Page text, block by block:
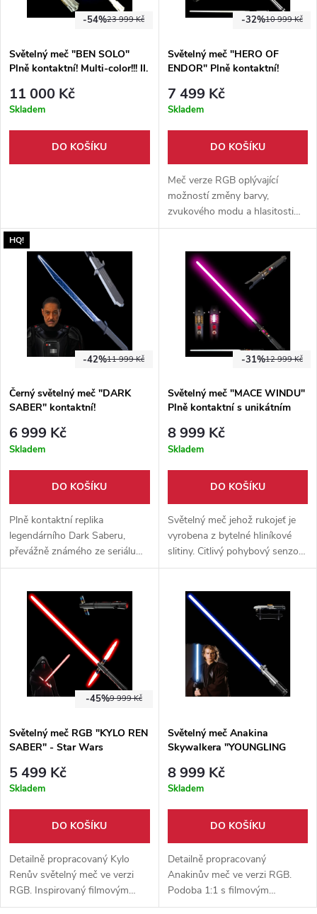
23 999 Kč
-54%
Světelný meč "BEN SOLO"
Plně kontaktní! Multi-color!!! II.
11 000 Kč
Skladem
DO KOŠÍKU
10 999 Kč
-32%
Světelný meč "HERO OF
ENDOR" Plně kontaktní!
7 499 Kč
Skladem
DO KOŠÍKU
Meč verze RGB oplývající
možností změny barvy,
zvukového modu a hlasitosti
zvuku. Perfektní pro tvrdé boje
HQ!
11 999 Kč
-42%
Černý světelný meč "DARK
SABER" kontaktní!
6 999 Kč
Skladem
DO KOŠÍKU
Plně kontaktní replika
legendárního Dark Saberu,
převážně známého ze seriálu
Star Wars Klonové války.
senzorem a zvukovými efekty.
12 999 Kč
-31%
Světelný meč "MACE WINDU"
Plně kontaktní s unikátním
8 999 Kč
Skladem
DO KOŠÍKU
Světelný meč jehož rukojeť je
vyrobena z bytelné hliníkové
slitiny. Citlivý pohybový senzor,
plně kontaktní s 3 zvukovými
9 999 Kč
-45%
Světelný meč RGB "KYLO REN
SABER" - Star Wars
5 499 Kč
Skladem
DO KOŠÍKU
Detailně propracovaný Kylo
Renův světelný meč ve verzi
RGB. Inspirovaný filmovým
originálem. Meč disponuje
Světelný meč Anakina
Skywalkera "YOUNGLING
kontaktní!
8 999 Kč
Skladem
DO KOŠÍKU
Detailně propracovaný
Anakinův meč ve verzi RGB.
Podoba 1:1 s filmovým
originálem. Meč disponuje